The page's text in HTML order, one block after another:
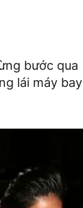
bước qua
lái máy bay